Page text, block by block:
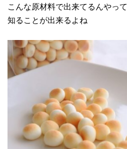
こんな原材料で出来てるんやって
知ることが出来るよね